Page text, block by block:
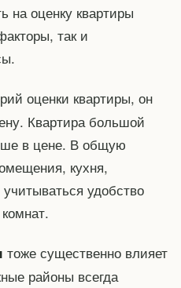
на оценку квартиры
так и
оценки квартиры, он
Квартира большой
в цене. В общую
кухня,
удобство
тоже существенно влияет
районы всегда